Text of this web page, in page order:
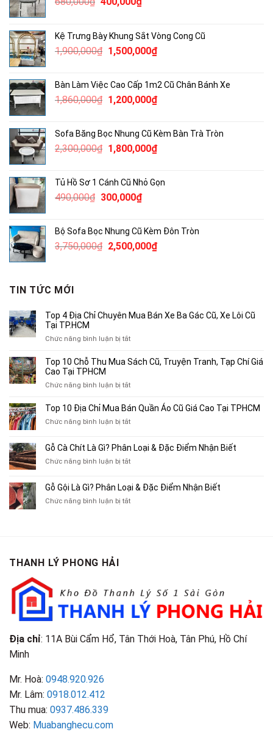
680,000₫.là:
400,000₫.
Kệ Trưng Bày Khung Sắt Vòng Cong Cũ
1,900,000₫ Giá
1,900,000₫.
1,500,000₫Giá
là:
1,500,000₫.
Bàn Làm Việc Cao Cấp 1m2 Cũ Chân Bánh Xe
1,860,000₫ Giá
1,860,000₫.
1,200,000₫Giá
là:
1,200,000₫.
Sofa Băng Bọc Nhung Cũ Kèm Bàn Trà Tròn
2,300,000₫ Giá
2,300,000₫.
1,800,000₫Giá
là:
Tủ Hồ Sơ 1 Cánh Cũ Nhỏ Gọn
490,000₫ Giá
490,000₫.
300,000₫Giá
là:
300,000₫.
Bộ Sofa Bọc Nhung Cũ Kèm Đôn Tròn
3,750,000₫ Giá
2,500,000₫Giá
TIN TỨC MỚI
Top 4 Địa Chỉ Chuyên Mua Bán Xe Ba Gác Cũ, Xe Lôi Cũ
Tại TP.HCM
Chức năng bình luận bị tắtở
4
Chuyên
Bán
Xe
Cũ,
Xe
Cũ
TP.HCM
Top 10 Chỗ Thu Mua Sách Cũ, Truyện Tranh, Tạp Chí Giá
Cao Tại TPHCM
Chức năng bình luận bị tắtở
10
Thu
Sách
Tạp
Chí
Top 10 Địa Chỉ Mua Bán Quần Áo Cũ Giá Cao Tại TPHCM
Chức năng bình luận bị tắtở
Địa
Chỉ
Bán
Áo
Gỗ Cà Chít Là Gì? Phân Loại & Đặc Điểm Nhận Biết
Chức năng bình luận bị tắtở
Chít
Là
Gỗ Gội Là Gì? Phân Loại & Đặc Điểm Nhận Biết
Chức năng bình luận bị tắtở
Điểm
Nhận
Biết
THANH LÝ PHONG HẢI
Địa chỉ: 11A Bùi Cẩm Hổ, Tân Thới Hoà, Tân Phú, Hồ Chí
Minh
Mr. Hoà: 0948.920.926
Mr. Lâm: 0918.012.412
Thu mua: 0937.486.339
Web: Muabanghecu.com